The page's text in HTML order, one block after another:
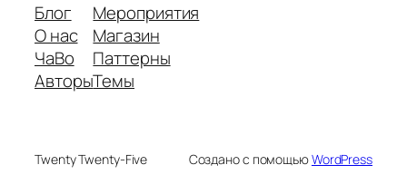
Блог
О нас
ЧаВо
Авторы
Мероприятия
Магазин
Паттерны
Темы
Twenty Twenty-Five Создано с помощьюWordPress